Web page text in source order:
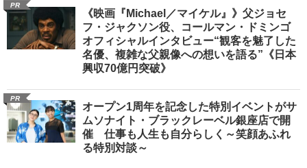
PR
《映画『Michael／マイケル』》父ジョセ
フ・ジャクソン役、コールマン・ドミンゴ
オフィシャルインタビュー“観客を魅了した
名優、複雑な父親像への想いを語る”《日本
興収70億円突破》
PR
オープン1周年を記念した特別イベントがサ
ムソナイト・ブラックレーベル銀座店で開
催 仕事も人生も自分らしく～笑顔あふれ
る特別対談～